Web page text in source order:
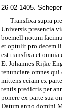
26-02-1405.
Transfixa supra
Universis presencia
boemell notum
et optulit pro decem
est transfixa et
Et Johannes Rijke
renunciare omnes
mittens eciam ex
tentis predictis per
ponere ex parte sua
Datum anno domini